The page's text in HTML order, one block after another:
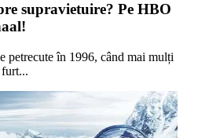
supravietuire? Pe HBO
petrecute în 1996, când mai mulți